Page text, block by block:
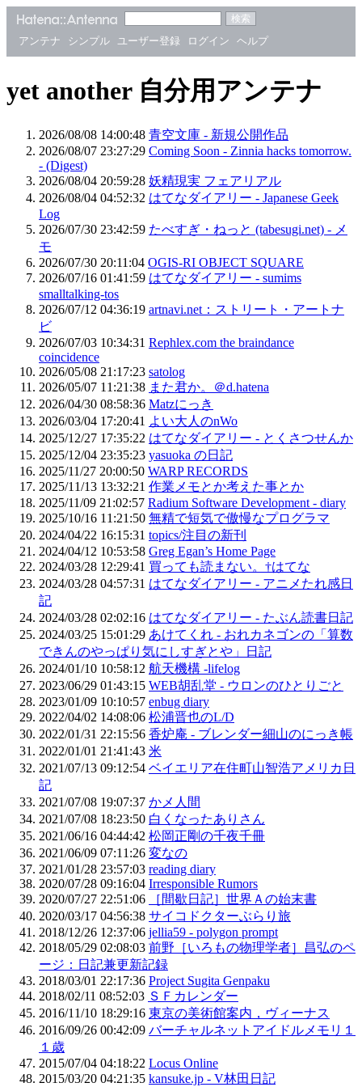
アンテナ シンプル ユーザー登録 ログイン ヘルプ
yet another 自分用アンテナ
2026/08/08 14:00:48 青空文庫 - 新規公開作品
2026/08/07 23:27:29 Coming Soon - Zinnia hacks tomorrow.
- (Digest)
2026/08/04 20:59:28 妖精現実 フェアリアル
2026/08/04 04:52:32 はてなダイアリー - Japanese Geek
Log
2026/07/30 23:42:59 たべすぎ・ねっと (tabesugi.net) - メ
モ
2026/07/30 20:11:04 OGIS-RI OBJECT SQUARE
2026/07/16 01:41:59 はてなダイアリー - sumims
smalltalking-tos
2026/07/12 04:36:19 artnavi.net：ストリート・アートナ
ビ
2026/07/03 10:34:31 Rephlex.com the braindance
coincidence
2026/05/08 21:17:23 satolog
2026/05/07 11:21:38 また君か。＠d.hatena
2026/04/30 08:58:36 Matzにっき
2026/03/04 17:20:41 よい大人のnWo
2025/12/27 17:35:22 はてなダイアリー - とくさつせんか
2025/12/04 23:35:23 yasuoka の日記
2025/11/27 20:00:50 WARP RECORDS
2025/11/13 13:32:21 作業メモとか考えた事とか
2025/11/09 21:02:57 Radium Software Development - diary
2025/10/16 11:21:50 無精で短気で傲慢なプログラマ
2024/04/22 16:15:31 topics/注目の新刊
2024/04/12 10:53:58 Greg Egan’s Home Page
2024/03/28 12:29:41 買っても読まない。†はてな
2024/03/28 04:57:31 はてなダイアリー - アニメたれ感日
記
2024/03/28 02:02:16 はてなダイアリー - たぶん読書日記
2024/03/25 15:01:29 あけてくれ - おれカネゴンの「算数
できんのやっぱり気にしすぎとや」日記
2024/01/10 10:58:12 航天機構 -lifelog
2023/06/29 01:43:15 WEB胡乱堂 - ウロンのひとりごと
2023/01/09 10:10:57 enbug diary
2022/04/02 14:08:06 松浦晋也のL/D
2022/01/31 22:15:56 香炉庵 - ブレンダー細山のにっき帳
2022/01/01 21:41:43 米
2021/07/13 09:12:54 ベイエリア在住町山智浩アメリカ日
記
2021/07/08 19:07:37 かメ人間
2021/07/08 18:23:50 白くなったありさん
2021/06/16 04:44:42 松岡正剛の千夜千冊
2021/06/09 07:11:26 変なの
2021/01/28 23:57:03 reading diary
2020/07/28 09:16:04 Irresponsible Rumors
2020/07/27 22:51:06
［間歇日記］世界Ａの始末書
2020/03/17 04:56:38 サイコドクターぶらり旅
2018/12/26 12:37:06 jellia59 - polygon prompt
2018/05/29 02:08:03 前野［いろもの物理学者］昌弘のペ
ージ：日記兼更新記録
2018/03/01 22:17:36 Project Sugita Genpaku
2018/02/11 08:52:03 ＳＦカレンダー
2016/11/10 18:29:16 東京の美術館案内，ヴィーナス
2016/09/26 00:42:09 バーチャルネットアイドルメモリ１
１歳
2015/07/04 04:18:22 Locus Online
2015/03/20 04:21:35 kansuke.jp - V林田日記